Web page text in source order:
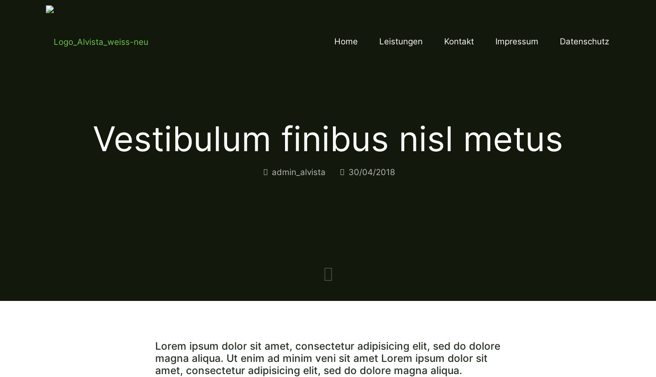
Home Leistungen Kontakt Impressum Datenschutz
Vestibulum finibus nisl metus
admin_alvista 30/04/2018
Lorem ipsum dolor sit amet, consectetur adipisicing elit, sed do dolore
magna aliqua. Ut enim ad minim veni sit amet Lorem ipsum dolor sit
amet, consectetur adipisicing elit, sed do dolore magna aliqua.